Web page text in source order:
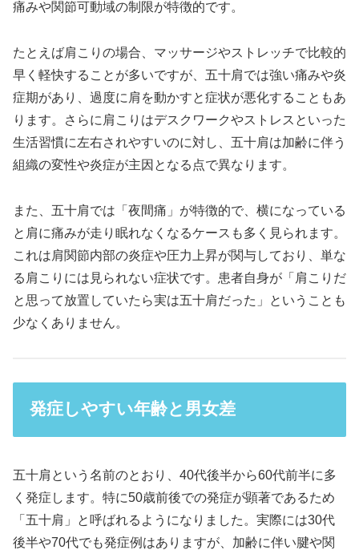
痛みや関節可動域の制限が特徴的です。
たとえば肩こりの場合、マッサージやストレッチで比較的
早く軽快することが多いですが、五十肩では強い痛みや炎
症期があり、過度に肩を動かすと症状が悪化することもあ
ります。さらに肩こりはデスクワークやストレスといった
生活習慣に左右されやすいのに対し、五十肩は加齢に伴う
組織の変性や炎症が主因となる点で異なります。
また、五十肩では「夜間痛」が特徴的で、横になっている
と肩に痛みが走り眠れなくなるケースも多く見られます。
これは肩関節内部の炎症や圧力上昇が関与しており、単な
る肩こりには見られない症状です。患者自身が「肩こりだ
と思って放置していたら実は五十肩だった」ということも
少なくありません。
発症しやすい年齢と男女差
五十肩という名前のとおり、40代後半から60代前半に多
く発症します。特に50歳前後での発症が顕著であるため
「五十肩」と呼ばれるようになりました。実際には30代
後半や70代でも発症例はありますが、加齢に伴い腱や関